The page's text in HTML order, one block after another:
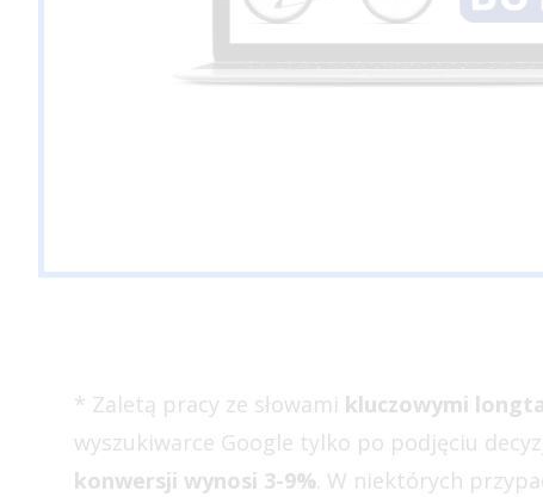
* Zaletą pracy ze słowami kluczowymi
wyszukiwarce Google tylko po podjęciu
konwersji wynosi 3-9%. W niektórych